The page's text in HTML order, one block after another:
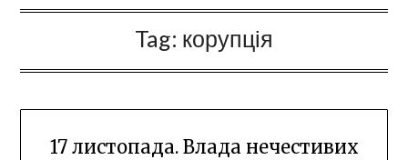
Tag: корупція
17 листопада. Влада нечестивих